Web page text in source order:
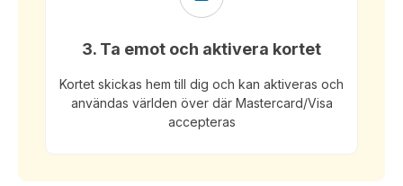
3. Ta emot och aktivera kortet
Kortet skickas hem till dig och kan aktiveras och
användas världen över där Mastercard/Visa
accepteras